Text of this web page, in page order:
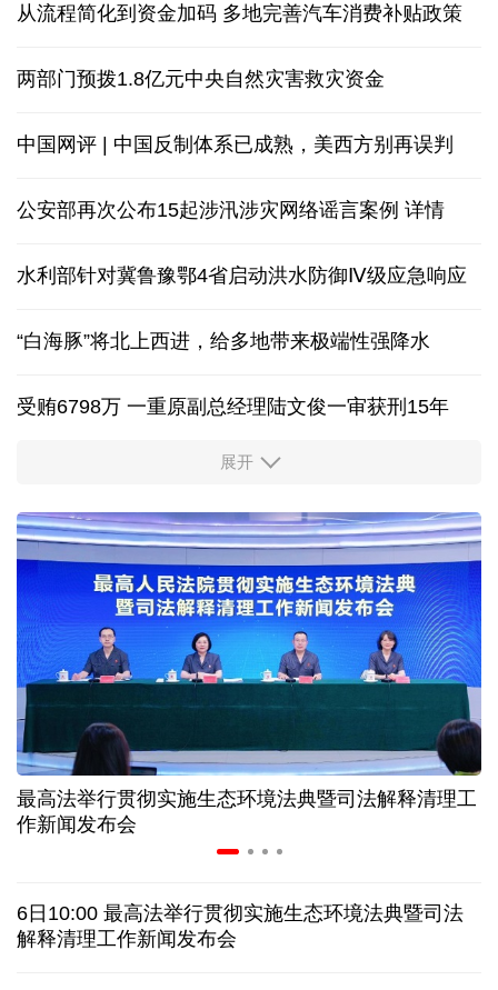
从流程简化到资金加码 多地完善汽车消费补贴政策
两部门预拨1.8亿元中央自然灾害救灾资金
中国网评 | 中国反制体系已成熟，美西方别再误判
公安部再次公布15起涉汛涉灾网络谣言案例 详情
水利部针对冀鲁豫鄂4省启动洪水防御Ⅳ级应急响应
“白海豚”将北上西进，给多地带来极端性强降水
受贿6798万 一重原副总经理陆文俊一审获刑15年
从中国空调热销欧洲，看中国制造惠及全球
二季度中国清洁能源建设景气指数处于较景气区间
服贸会进入倒计时一个月 180余项创新成果将发布
非必要不乱花 医保个人账户里的钱如何用在刀刃上
"校园贷"换上"新马甲" 警惕暑假期间网络消费陷阱
2026暑期档票房破85亿 已连续30天单日票房破亿
探访泰缅“死亡铁路”，见证日本军国主义侵略罪行
展开
最高法举行贯彻实施生态环境法典暨司法解释清理工
作新闻发布会
6日10:00 最高法举行贯彻实施生态环境法典暨司法
解释清理工作新闻发布会